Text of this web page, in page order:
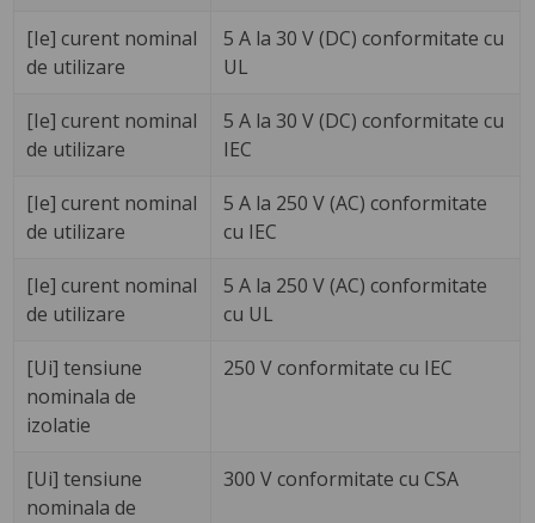
[Ie] curent nominal
de utilizare
5 A la 30 V (DC) conformitate cu
UL
[Ie] curent nominal
de utilizare
5 A la 30 V (DC) conformitate cu
IEC
[Ie] curent nominal
de utilizare
5 A la 250 V (AC) conformitate
cu IEC
[Ie] curent nominal
de utilizare
5 A la 250 V (AC) conformitate
cu UL
[Ui] tensiune
nominala de
izolatie
250 V conformitate cu IEC
[Ui] tensiune
nominala de
300 V conformitate cu CSA